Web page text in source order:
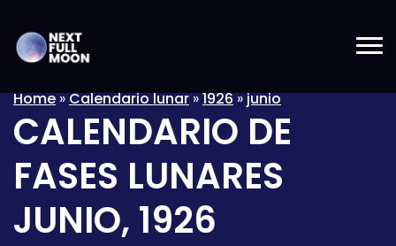
Home»Calendario lunar»1926»junio
CALENDARIO DE
FASES LUNARES
JUNIO, 1926